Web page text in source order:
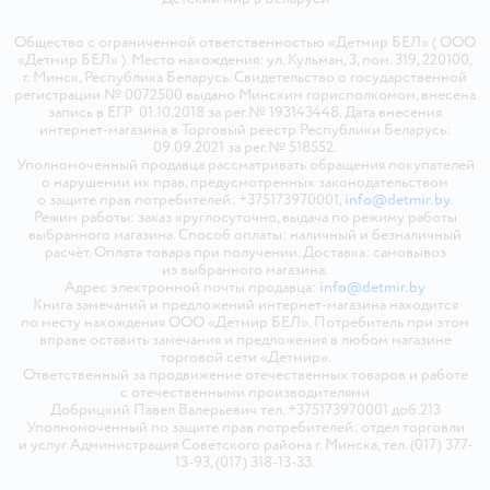
Общество с ограниченной ответственностью «Детмир БЕЛ» ( ООО
«Детмир БЕЛ» ). Место нахождения: ул. Кульман, 3, пом. 319, 220100,
г. Минск, Республика Беларусь. Свидетельство о государственной
регистрации № 0072500 выдано Минским горисполкомом, внесена
запись в ЕГР 01.10.2018 за рег.№ 193143448. Дата внесения
интернет-магазина в Торговый реестр Республики Беларусь:
09.09.2021 за рег.№ 518552.
Уполномоченный продавца рассматривать обращения покупателей
о нарушении их прав, предусмотренных законодательством
о защите прав потребителей: +375173970001, info@detmir.by.
Режим работы: заказ круглосуточно, выдача по режиму работы
выбранного магазина. Способ оплаты: наличный и безналичный
расчёт. Оплата товара при получении. Доставка: самовывоз
из выбранного магазина.
Адрес электронной почты продавца: info@detmir.by
Книга замечаний и предложений интернет-магазина находится
по месту нахождения ООО «Детмир БЕЛ». Потребитель при этом
вправе оставить замечания и предложения в любом магазине
торговой сети «Детмир».
Ответственный за продвижение отечественных товаров и работе
с отечественными производителями
Добрицкий Павел Валерьевич тел. +375173970001 доб.213
Уполномоченный по защите прав потребителей: отдел торговли
и услуг Администрация Советского района г. Минска, тел. (017) 377-
13-93, (017) 318-13-33.